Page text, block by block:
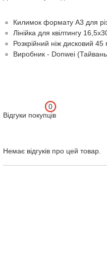
Килимок формату A3 для
Лінійка для квілтингу
Розкрійний ніж дисковий
Виробник - Donwei
Відгуки покупців
0
Немає відгуків про цей товар.